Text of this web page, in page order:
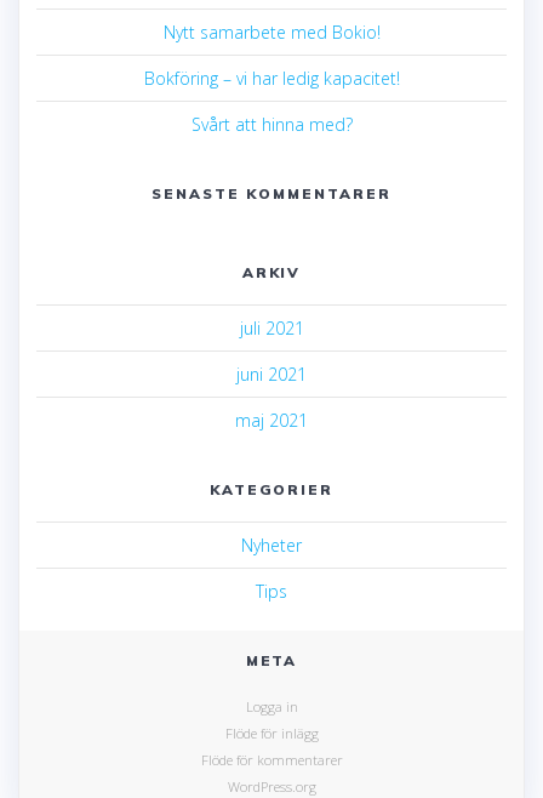
Nytt samarbete med Bokio!
Bokföring – vi har ledig kapacitet!
Svårt att hinna med?
SENASTE KOMMENTARER
ARKIV
juli 2021
juni 2021
maj 2021
KATEGORIER
Nyheter
Tips
META
Logga in
Flöde för inlägg
Flöde för kommentarer
WordPress.org